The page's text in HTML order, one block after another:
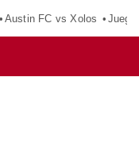
Austin FC vs Xolos